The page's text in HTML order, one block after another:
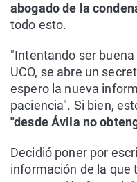
abogado de la
todo esto.
"Intentando ser
UCO, se abre un
espero la nueva
paciencia". Si bien,
"desde Ávila no
Decidió poner por
información de la que